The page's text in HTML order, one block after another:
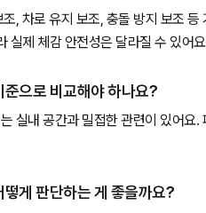
, 차로 유지 보조, 충돌 방지 보조
실제 체감 안전성은 달라질 수 있어
준으로 비교해야 하나요?
실내 공간과 밀접한 관련이 있어요
떻게 판단하는 게 좋을까요?